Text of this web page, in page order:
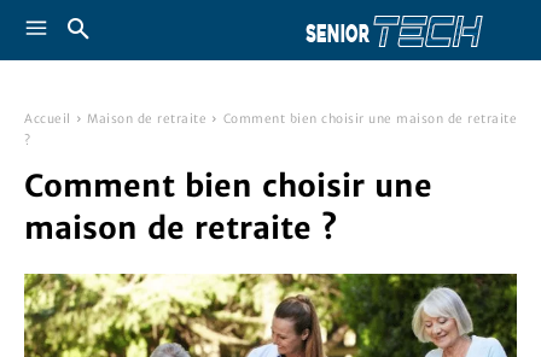
Accueil Maison de retraite
Comment bien choisir une maison de retraite
?
Comment bien choisir une
maison de retraite ?